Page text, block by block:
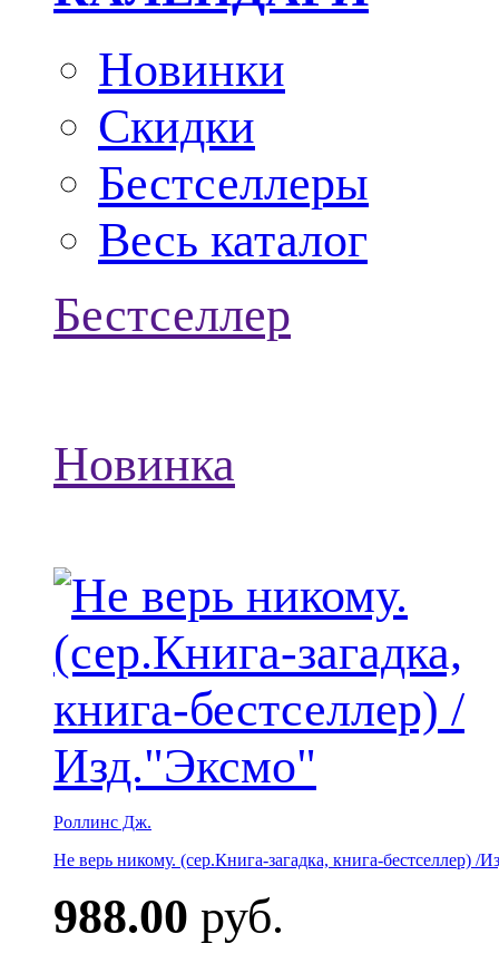
Новинки
Скидки
Бестселлеры
Весь каталог
Бестселлер
Новинка
Роллинс Дж.
Не верь никому. (сер.Книга-загадка, книга-бестселлер) /
988.00 руб.